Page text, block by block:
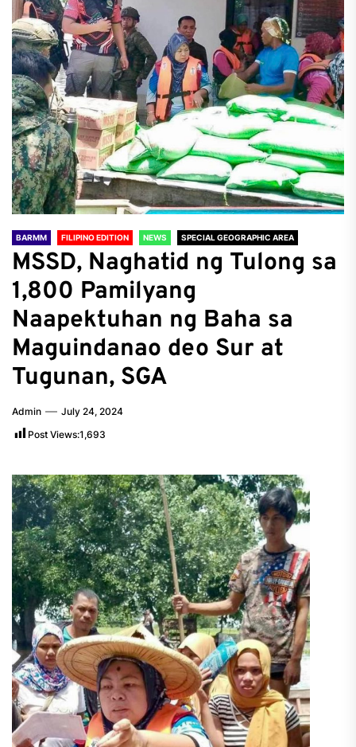
BARMM FILIPINO EDITION NEWS SPECIAL GEOGRAPHIC AREA
MSSD, Naghatid ng Tulong sa
1,800 Pamilyang
Naapektuhan ng Baha sa
Maguindanao deo Sur at
Tugunan, SGA
Admin
July 24, 2024
Post Views:1,693